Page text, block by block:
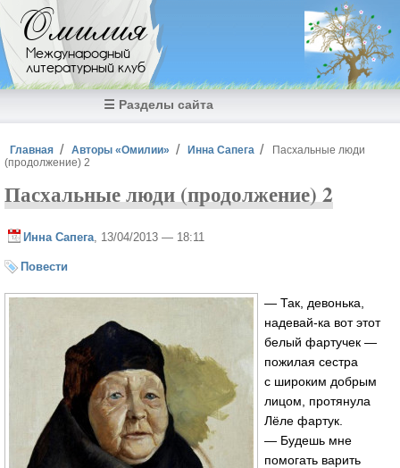
Перейти к основному содержанию
Омилия
Международный
литературный клуб
☰ Разделы сайта
Вы здесь
Главная Авторы «Омилии» Инна Сапега
Пасхальные люди
(продолжение) 2
Пасхальные люди (продолжение) 2
Инна Сапега , 13/04/2013 — 18:11
Повести
— Так, девонька,
надевай-ка вот этот
белый фартучек —
пожилая сестра
с широким добрым
лицом, протянула
Лёле фартук.
— Будешь мне
помогать варить